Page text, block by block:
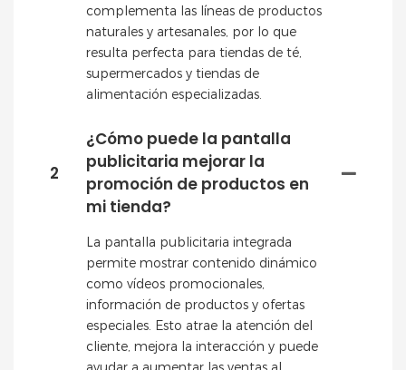
complementa las líneas de productos
naturales y artesanales, por lo que
resulta perfecta para tiendas de té,
supermercados y tiendas de
alimentación especializadas.
2
¿Cómo puede la pantalla
publicitaria mejorar la
promoción de productos en
mi tienda?
La pantalla publicitaria integrada
permite mostrar contenido dinámico
como vídeos promocionales,
información de productos y ofertas
especiales. Esto atrae la atención del
cliente, mejora la interacción y puede